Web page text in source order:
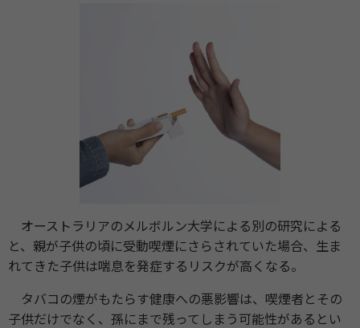
オーストラリアのメルボルン大学による別の研究による
と、親が子供の頃に受動喫煙にさらされていた場合、生ま
れてきた子供は喘息を発症するリスクが高くなる。
タバコの煙がもたらす健康への悪影響は、喫煙者とその
子供だけでなく、孫にまで残ってしまう可能性があるとい